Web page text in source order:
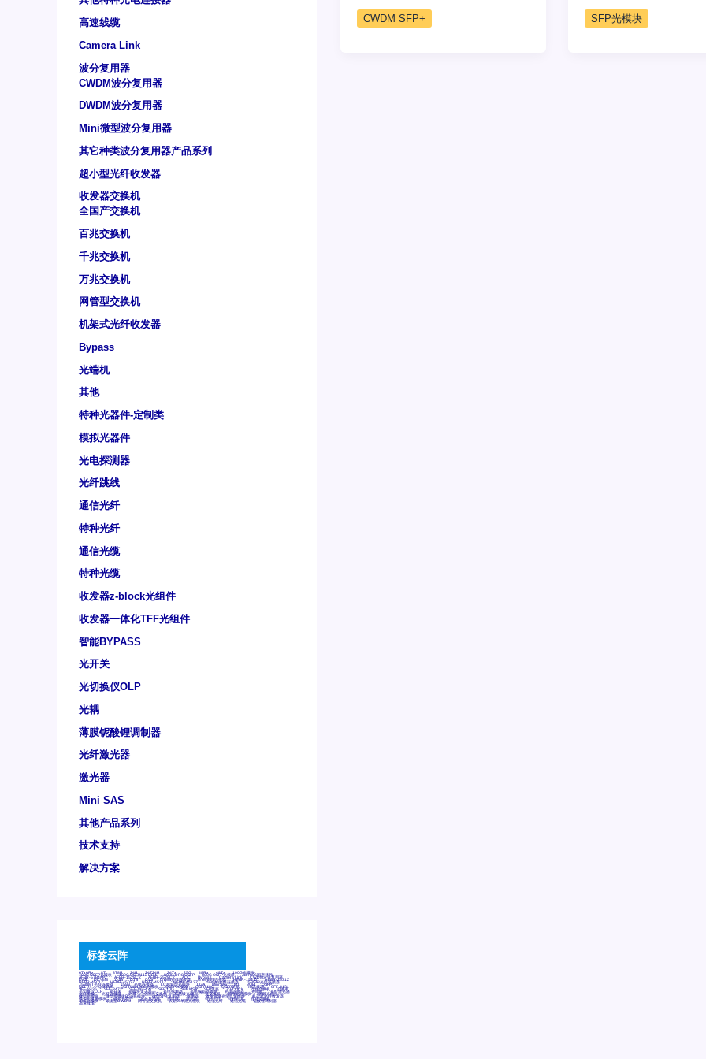
高速线缆
Camera Link
波分复用器
CWDM波分复用器
DWDM波分复用器
Mini微型波分复用器
其它种类波分复用器产品系列
超小型光纤收发器
收发器交换机
全国产交换机
百兆交换机
千兆交换机
万兆交换机
网管型交换机
机架式光纤收发器
Bypass
光端机
其他
特种光器件-定制类
模拟光器件
光电探测器
光纤跳线
通信光纤
特种光纤
通信光缆
特种光缆
收发器z-block光组件
收发器一体化TFF光组件
智能BYPASS
光开关
光切换仪OLP
光耦
薄膜铌酸锂调制器
光纤激光器
激光器
Mini SAS
其他产品系列
技术支持
解决方案
标签云阵
6Tx6Rx 8T 8T8R 24R 24T24R 24Tx 25G 48Rx 48Tx 100G光模块
400G OSFP光模块 400G QSFP112 DR4 800G DR8 OSFP 800G OSFP光模块 AD7606国产替代
AFBR-57B4APZ AFBR-1528CZ AFBR-2528CZ AOC Bypass Camera Link CWDM波分复用器
DAS DC~4M DSS DTS DVS GYMB光纤连接器 GYM光纤连接器 HFBR-1531Z HFBR-2531Z
HFBR-4501Z HFBR-4503Z HFBR-4511Z HFBR-4513Z J599A6光纤连接器 J599A8光电连接器
J599MT光纤连接器 J599Ⅰ光电连接器 LC超短型光模块 LGA Mini SAS MT POB QSFP
QSFP+ QSFP28 QSFP28 100G光模块 QSFP28笼座 QSFP 40G QSFP笼座 RP连接器 SFF-8431
SFF-8436 SFF-8472 SFF-8654 4i SFP 10G SFP MSA SFP笼座 Z-BLOCK 万兆交换机 交换机
光切换仪OLP 光开关 光模块笼子座子 光电探测器 光电编码器模块 光电连接器 光端机 光纤激光器
光纤跳线 光纤连接器 光耦 全国产交换机 军品级光耦 千兆交换机 国产化光模块 射频光模块
微型光模块 微型可插拔BGA光模块 微型波分复用器 探测器 收发模块光学引擎组件 机架式光纤收发器
模拟光发射模块 模拟光器件 波分复用器 测试版 激光器 特种光纤 特种光缆 百兆交换机
相机光模块 紧凑型DWDM 网管型交换机 表贴式单路光模块 通信光纤 通信光缆 铌酸锂调制器
高速线缆
CWDM SFP+ SFP光模块